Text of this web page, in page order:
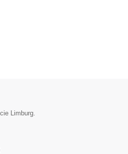
Limburg.